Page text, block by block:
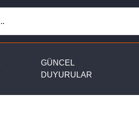
GÜNCEL
DUYURULAR